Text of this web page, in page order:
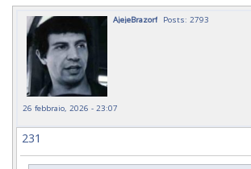
AjejeBrazorf Posts: 2793
26 febbraio, 2026 - 23:07
231